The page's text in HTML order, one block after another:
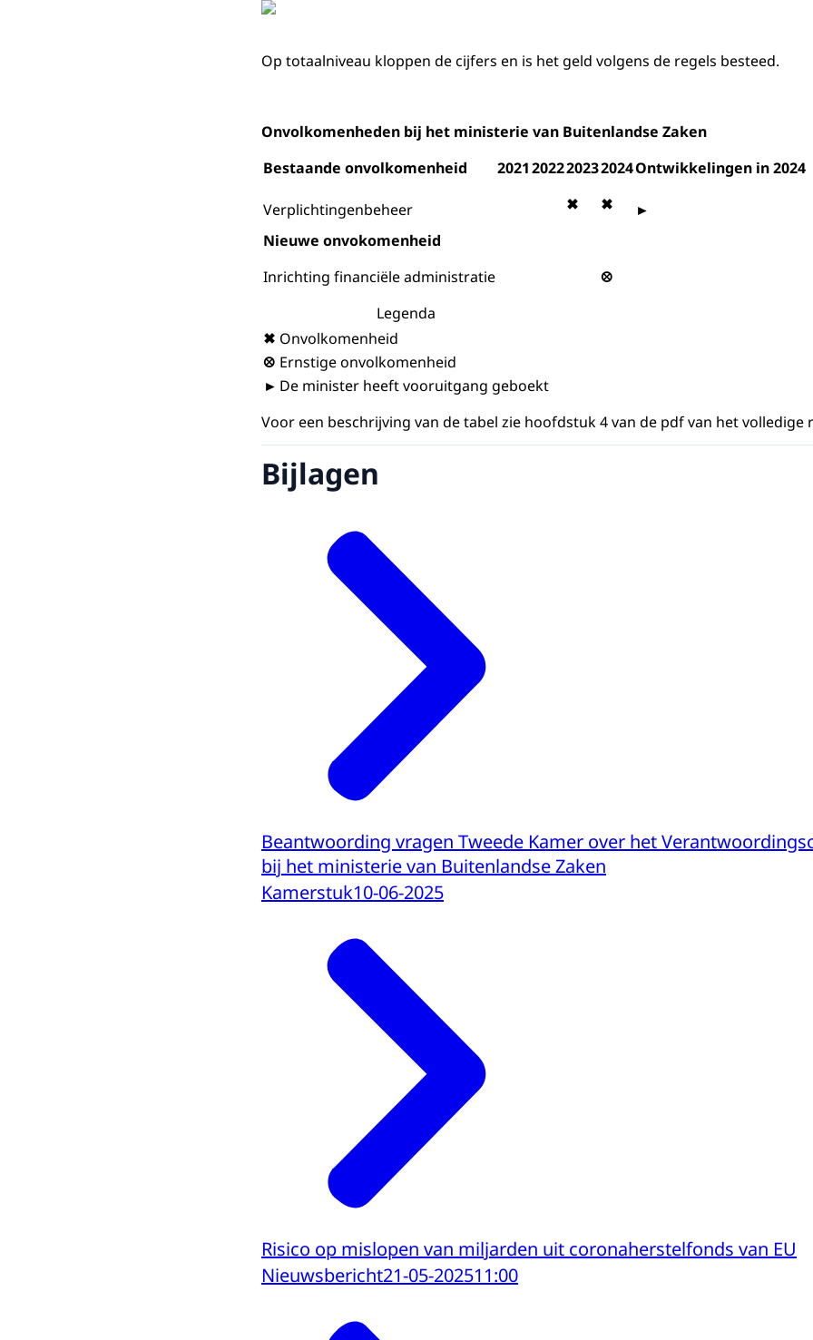
Op totaalniveau kloppen de cijfers en is het geld volgens de regels besteed.
Onvolkomenheden bij het ministerie van Buitenlandse Zaken
Bestaande onvolkomenheid
2021202220232024Ontwikkelingen in 2024
Verplichtingenbeheer ✖ ✖
►
Nieuwe onvokomenheid
Inrichting financiële administratie
⛒
Legenda
✖
⛒
►
Onvolkomenheid
Ernstige onvolkomenheid
De minister heeft vooruitgang geboekt
Voor een beschrijving van de tabel zie hoofdstuk 4 van de pdf van het volledige
Bijlagen
Beantwoording vragen Tweede Kamer over het
bij het ministerie van Buitenlandse Zaken
Kamerstuk10-06-2025
Risico op mislopen van miljarden uit coronaherstelfonds van EU
Nieuwsbericht21-05-202511:00